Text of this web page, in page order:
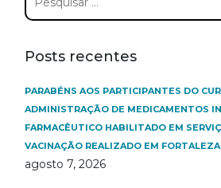
por:
Posts recentes
PARABÉNS AOS PARTICIPANTES DO
ADMINISTRAÇÃO DE MEDICAMENTOS
FARMACÊUTICO HABILITADO EM
VACINAÇÃO REALIZADO EM FORTALEZA
agosto 7, 2026